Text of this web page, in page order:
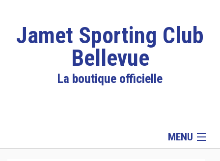
Jamet Sporting Club
Bellevue
La boutique officielle
MENU